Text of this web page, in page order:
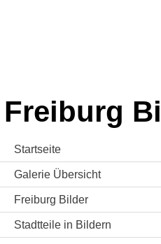
Freiburg
Startseite
Galerie Übersicht
Freiburg Bilder
Stadtteile in Bildern